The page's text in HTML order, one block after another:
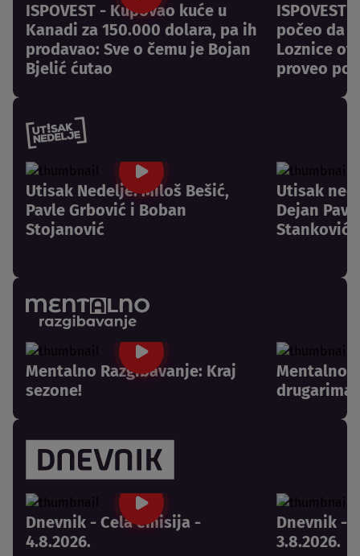
ISPOVEST - Kupovao kuće u
Kanadi za 150.000 dolara, pa ih
prodavao: Sve o čemu je Bojan
Bjelić ćutao
počeo da
Loznice
proveo
Utisak Nedelje: Miloš Bešić,
Pavle Grbović i Boban
Stojanović
Utisak
Dejan
Stanković
Mentalno Razgibavanje: Kraj
sezone!
Mentalno
drugarima
Dnevnik - Cela emisija -
4.8.2026.
Dnevnik -
3.8.2026.